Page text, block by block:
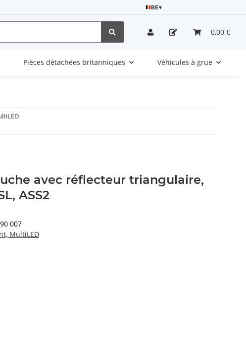
BE▾
0,00 €
Pièces détachées britanniques Véhicules à grue
avec réflecteur triangulaire,
ASS2
007
MultiLED